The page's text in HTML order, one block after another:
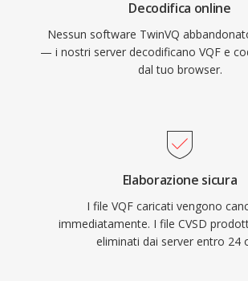
Decodifica online
Nessun software TwinVQ
— i nostri server decodificano VQF e
dal tuo browser.
Elaborazione sicura
I file VQF caricati vengono
immediatamente. I file CVSD
eliminati dai server entro 24